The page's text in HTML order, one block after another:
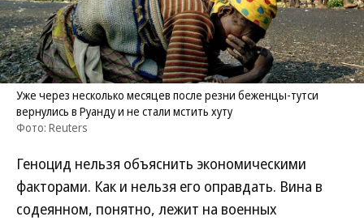
Уже через несколько месяцев после резни беженцы-тутси
вернулись в Руанду и не стали мстить хуту
Фото: Reuters
Геноцид нельзя объяснить экономическими
факторами. Как и нельзя его оправдать. Вина в
содеянном, понятно, лежит на военных